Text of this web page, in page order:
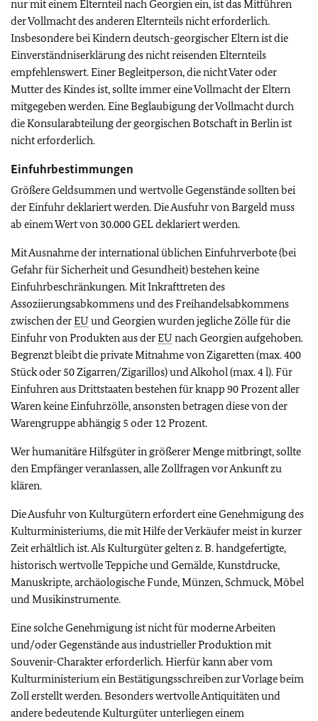
nur mit einem Elternteil nach Georgien ein, ist das Mitführen
der Vollmacht des anderen Elternteils nicht erforderlich.
Insbesondere bei Kindern deutsch-georgischer Eltern ist die
Einverständniserklärung des nicht reisenden Elternteils
empfehlenswert. Einer Begleitperson, die nicht Vater oder
Mutter des Kindes ist, sollte immer eine Vollmacht der Eltern
mitgegeben werden. Eine Beglaubigung der Vollmacht durch
die Konsularabteilung der georgischen Botschaft in Berlin ist
nicht erforderlich.
Einfuhrbestimmungen
Größere Geldsummen und wertvolle Gegenstände sollten bei
der Einfuhr deklariert werden. Die Ausfuhr von Bargeld muss
ab einem Wert von 30.000 GEL deklariert werden.
Mit Ausnahme der international üblichen Einfuhrverbote (bei
Gefahr für Sicherheit und Gesundheit) bestehen keine
Einfuhrbeschränkungen. Mit Inkrafttreten des
Assoziierungsabkommens und des Freihandelsabkommens
zwischen derEU und Georgien wurden jegliche Zölle für die
Einfuhr von Produkten aus derEU nach Georgien aufgehoben.
Begrenzt bleibt die private Mitnahme von Zigaretten (max. 400
Stück oder 50 Zigarren/Zigarillos) und Alkohol (max. 4 l). Für
Einfuhren aus Drittstaaten bestehen für knapp 90 Prozent aller
Waren keine Einfuhrzölle, ansonsten betragen diese von der
Warengruppe abhängig 5 oder 12 Prozent.
Wer humanitäre Hilfsgüter in größerer Menge mitbringt, sollte
den Empfänger veranlassen, alle Zollfragen vor Ankunft zu
klären.
Die Ausfuhr von Kulturgütern erfordert eine Genehmigung des
Kulturministeriums, die mit Hilfe der Verkäufer meist in kurzer
Zeit erhältlich ist. Als Kulturgüter gelten z. B. handgefertigte,
historisch wertvolle Teppiche und Gemälde, Kunstdrucke,
Manuskripte, archäologische Funde, Münzen, Schmuck, Möbel
und Musikinstrumente.
Eine solche Genehmigung ist nicht für moderne Arbeiten
und/oder Gegenstände aus industrieller Produktion mit
Souvenir-Charakter erforderlich. Hierfür kann aber vom
Kulturministerium ein Bestätigungsschreiben zur Vorlage beim
Zoll erstellt werden. Besonders wertvolle Antiquitäten und
andere bedeutende Kulturgüter unterliegen einem